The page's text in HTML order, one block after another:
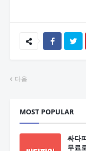
다음
MOST POPULAR
싸다
무료